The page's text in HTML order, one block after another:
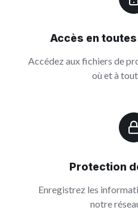
Accès en
Accédez aux fichiers de
où et à
Protection
Enregistrez les
notre